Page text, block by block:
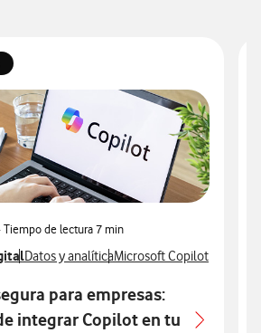
Tiempo de lectura7 min
con
Ver más artículos con
Datos y analíticaVer más artículos con
Microsoft Copilot
para empresas:
integrar Copilot en tu